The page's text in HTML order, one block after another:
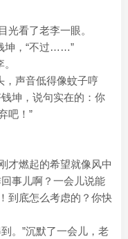
光看了老李一眼。
坤，“不过……”
，声音低得像蚊子哼
坤，说句实在的：你
吧！”
才燃起的希望就像风中
事儿啊？一会儿说能
到底怎么考虑的？你快
。”沉默了一会儿，老